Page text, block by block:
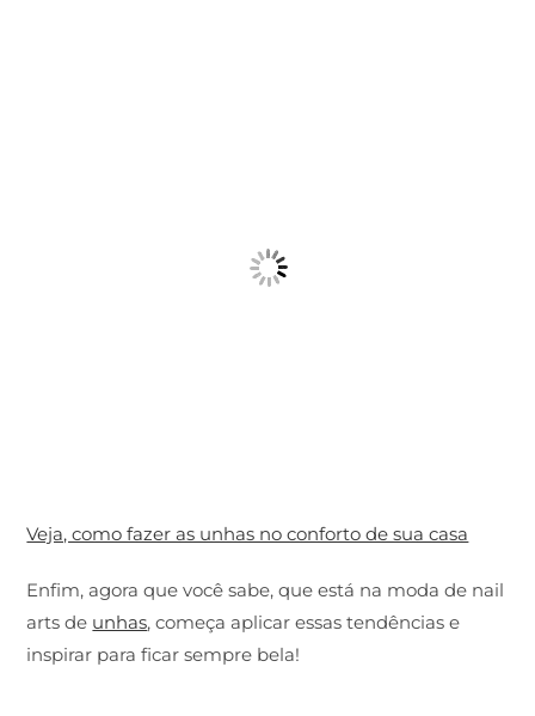
Veja, como fazer as unhas no conforto de sua casa
Enfim, agora que você sabe, que está na moda de nail
arts de unhas, começa aplicar essas tendências e
inspirar para ficar sempre bela!